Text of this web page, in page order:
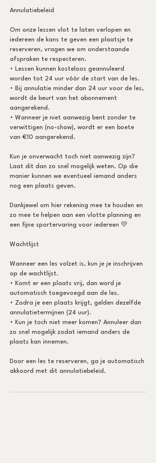
Annulatiebeleid
Om onze lessen vlot te laten verlopen en
iedereen de kans te geven een plaatsje te
reserveren, vragen we om onderstaande
afspraken te respecteren.
• Lessen kunnen kosteloos geannuleerd
worden tot 24 uur vóór de start van de les.
• Bij annulatie minder dan 24 uur voor de les,
wordt de beurt van het abonnement
aangerekend.
• Wanneer je niet aanwezig bent zonder te
verwittigen (no-show), wordt er een boete
van €10 aangerekend.
Kun je onverwacht toch niet aanwezig zijn?
Laat dit dan zo snel mogelijk weten. Op die
manier kunnen we eventueel iemand anders
nog een plaats geven.
Dankjewel om hier rekening mee te houden en
zo mee te helpen aan een vlotte planning en
een fijne sportervaring voor iedereen 💛
Wachtlijst
Wanneer een les volzet is, kun je je inschrijven
op de wachtlijst.
• Komt er een plaats vrij, dan word je
automatisch toegevoegd aan de les.
• Zodra je een plaats krijgt, gelden dezelfde
annulatietermijnen (24 uur).
• Kun je toch niet meer komen? Annuleer dan
zo snel mogelijk zodat iemand anders de
plaats kan innemen.
Door een les te reserveren, ga je automatisch
akkoord met dit annulatiebeleid.